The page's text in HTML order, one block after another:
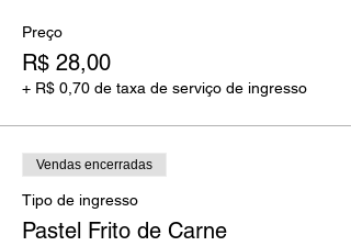
Preço
R$ 28,00
+ R$ 0,70 de taxa de serviço de ingresso
Vendas encerradas
Tipo de ingresso
Pastel Frito de Carne